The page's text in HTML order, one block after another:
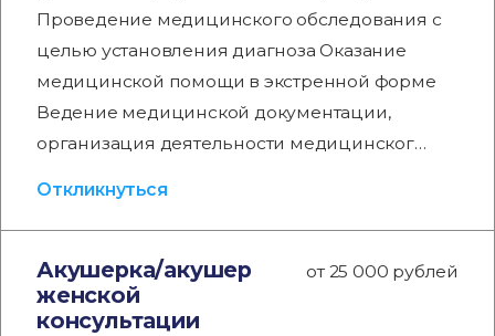
Проведение медицинского обследования с
целью установления диагноза Оказание
медицинской помощи в экстренной форме
Ведение медицинской документации,
организация деятельности медицинског…
Откликнуться
Акушерка/акушер
женской
консультации
от 25 000 рублей